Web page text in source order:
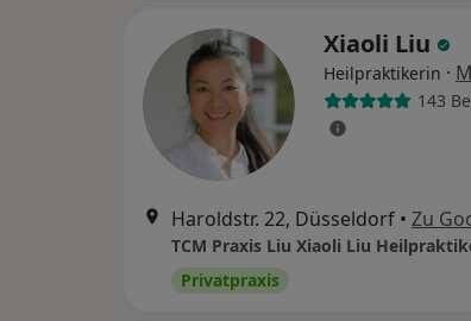
Xiaoli Liu
Heilpraktikerin ·
143
Haroldstr. 22, Düsseldorf • Zu
TCM Praxis Liu Xiaoli Liu
Privatpraxis